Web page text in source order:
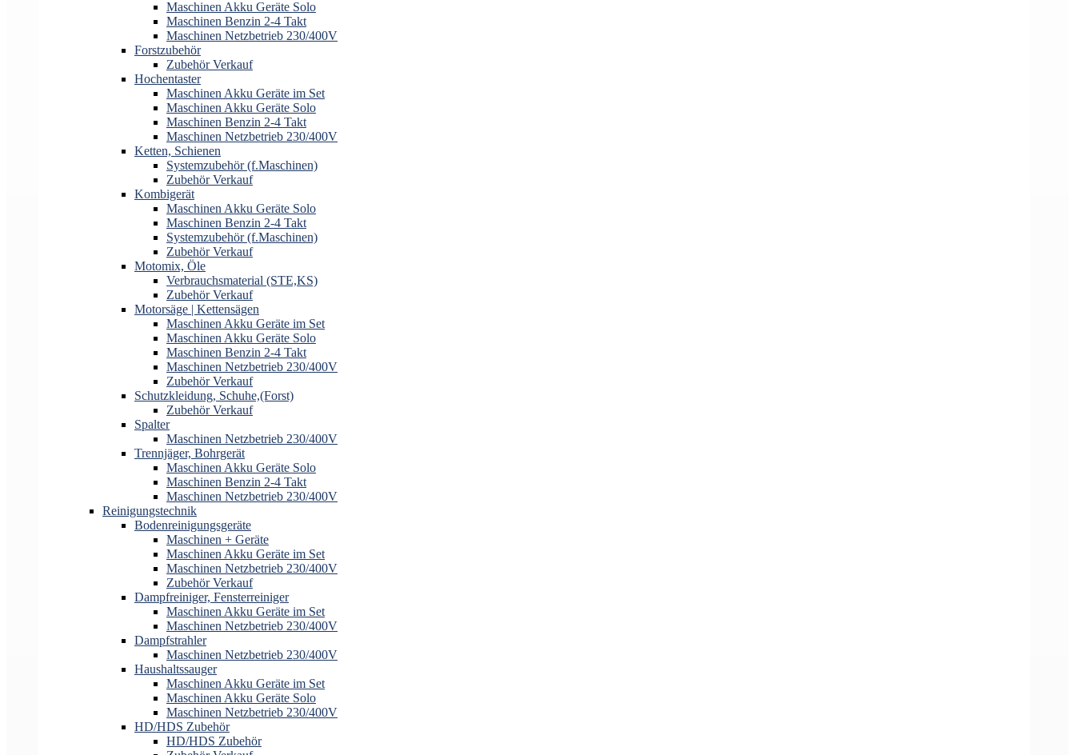
Maschinen Akku Geräte Solo
Maschinen Benzin 2-4 Takt
Maschinen Netzbetrieb 230/400V
Forstzubehör
Zubehör Verkauf
Hochentaster
Maschinen Akku Geräte im Set
Maschinen Akku Geräte Solo
Maschinen Benzin 2-4 Takt
Maschinen Netzbetrieb 230/400V
Ketten, Schienen
Systemzubehör (f.Maschinen)
Zubehör Verkauf
Kombigerät
Maschinen Akku Geräte Solo
Maschinen Benzin 2-4 Takt
Systemzubehör (f.Maschinen)
Zubehör Verkauf
Motomix, Öle
Verbrauchsmaterial (STE,KS)
Zubehör Verkauf
Motorsäge | Kettensägen
Maschinen Akku Geräte im Set
Maschinen Akku Geräte Solo
Maschinen Benzin 2-4 Takt
Maschinen Netzbetrieb 230/400V
Zubehör Verkauf
Schutzkleidung, Schuhe,(Forst)
Zubehör Verkauf
Spalter
Maschinen Netzbetrieb 230/400V
Trennjäger, Bohrgerät
Maschinen Akku Geräte Solo
Maschinen Benzin 2-4 Takt
Maschinen Netzbetrieb 230/400V
Reinigungstechnik
Bodenreinigungsgeräte
Maschinen + Geräte
Maschinen Akku Geräte im Set
Maschinen Netzbetrieb 230/400V
Zubehör Verkauf
Dampfreiniger, Fensterreiniger
Maschinen Akku Geräte im Set
Maschinen Netzbetrieb 230/400V
Dampfstrahler
Maschinen Netzbetrieb 230/400V
Haushaltssauger
Maschinen Akku Geräte im Set
Maschinen Akku Geräte Solo
Maschinen Netzbetrieb 230/400V
HD/HDS Zubehör
HD/HDS Zubehör